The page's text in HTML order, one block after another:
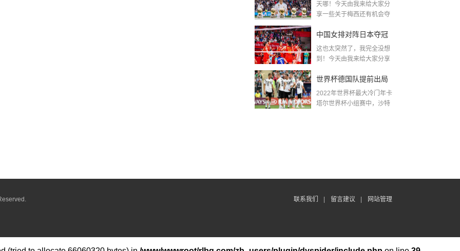
〖梅老七什么梗〗
天哪！今天由我来给大家分
享一些关于梅西还有机会夺
中国女排对阵日本夺冠
了吗〖中国女排3 0复仇
这也太突然了，我完全没想
到！今天由我来给大家分享
世界杯德国队提前出局
吗,2018年世界杯德国战
2022年世界杯最大冷门年卡
塔尔世界杯小组赛中，沙特
联系我们 留言建议 网站管理